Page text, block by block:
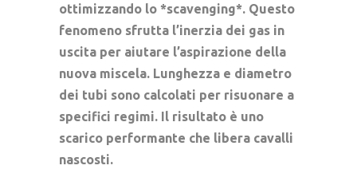
ottimizzando lo *scavenging*. Questo
fenomeno sfrutta l’inerzia dei gas in
uscita per aiutare l’aspirazione della
nuova miscela. Lunghezza e diametro
dei tubi sono calcolati per risuonare a
specifici regimi. Il risultato è uno
scarico performante che libera cavalli
nascosti.